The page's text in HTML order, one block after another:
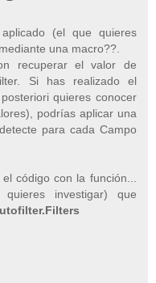
(el que quieres
una macro??.
recuperar el valor de
Si has realizado el
quieres conocer
podrías aplicar una
para cada Campo
código con la función...
investigar) que